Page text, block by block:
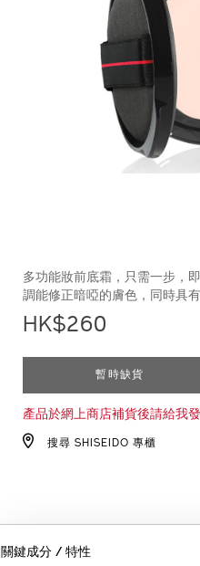
skin-
1011654620_hk.html
編
號：
1011654620_hk
多功能妝前底霜，只需一步，
調能修正暗啞的膚色，同時具
HK$260
TO
CART
OPTIONS
PRODUCT
ACTIONS
暫時缺貨
產品於網上商店補貨後請給我
搜尋 SHISEIDO 專櫃
關鍵成分 / 特性